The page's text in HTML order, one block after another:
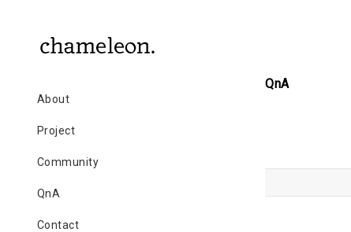
About
Project
Community
QnA
Contact
QnA